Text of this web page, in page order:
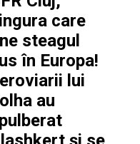
care
steagul
în Europa!
lui
au